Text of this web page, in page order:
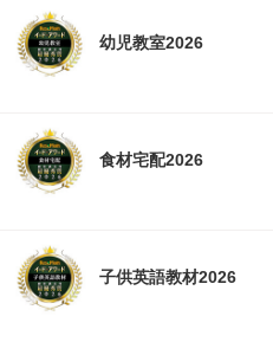
幼児教室2026
食材宅配2026
子供英語教材2026